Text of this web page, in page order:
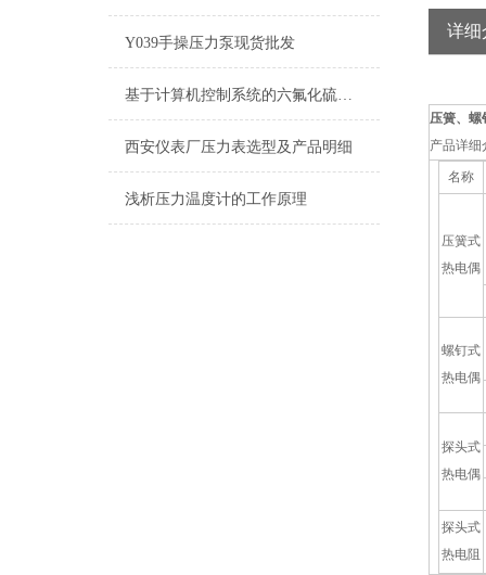
Y039手操压力泵现货批发
基于计算机控制系统的六氟化硫密度控制器的特性
西安仪表厂压力表选型及产品明细
浅析压力温度计的工作原理
详细
压簧、螺
产品详细
名称
压簧式
热电偶
螺钉式
热电偶
探头式
热电偶
探头式
热电阻